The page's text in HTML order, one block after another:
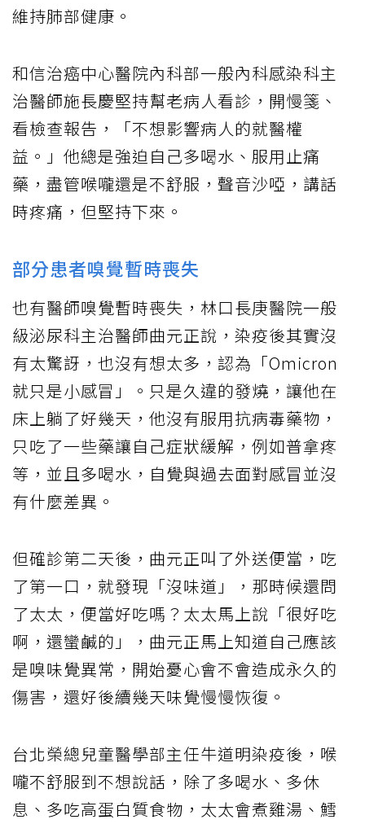
維持肺部健康。
和信治癌中心醫院內科部一般內科感染科主
治醫師施長慶堅持幫老病人看診，開慢箋、
看檢查報告，「不想影響病人的就醫權
益。」他總是強迫自己多喝水、服用止痛
藥，盡管喉嚨還是不舒服，聲音沙啞，講話
時疼痛，但堅持下來。
部分患者嗅覺暫時喪失
也有醫師嗅覺暫時喪失，林口長庚醫院一般
級泌尿科主治醫師曲元正說，染疫後其實沒
有太驚訝，也沒有想太多，認為「Omicron
就只是小感冒」。只是久違的發燒，讓他在
床上躺了好幾天，他沒有服用抗病毒藥物，
只吃了一些藥讓自己症狀緩解，例如普拿疼
等，並且多喝水，自覺與過去面對感冒並沒
有什麼差異。
但確診第二天後，曲元正叫了外送便當，吃
了第一口，就發現「沒味道」，那時候還問
了太太，便當好吃嗎？太太馬上說「很好吃
啊，還蠻鹹的」，曲元正馬上知道自己應該
是嗅味覺異常，開始憂心會不會造成永久的
傷害，還好後續幾天味覺慢慢恢復。
台北榮總兒童醫學部主任牛道明染疫後，喉
嚨不舒服到不想說話，除了多喝水、多休
息、多吃高蛋白質食物，太太會煮雞湯、鱈